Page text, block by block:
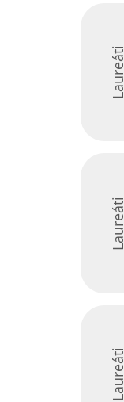
Laureáti
Laureáti
Laureáti